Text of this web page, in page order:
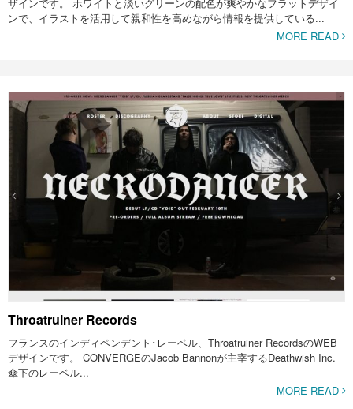
ザインです。 ホワイトと淡いグリーンの配色が爽やかなフラットデザイ
ンで、イラストを活用して親和性を高めながら情報を提供している...
MORE READ
Throatruiner Records
フランスのインディペンデント･レーベル、Throatruiner RecordsのWEB
デザインです。 CONVERGEのJacob Bannonが主宰するDeathwish Inc.
傘下のレーベル...
MORE READ